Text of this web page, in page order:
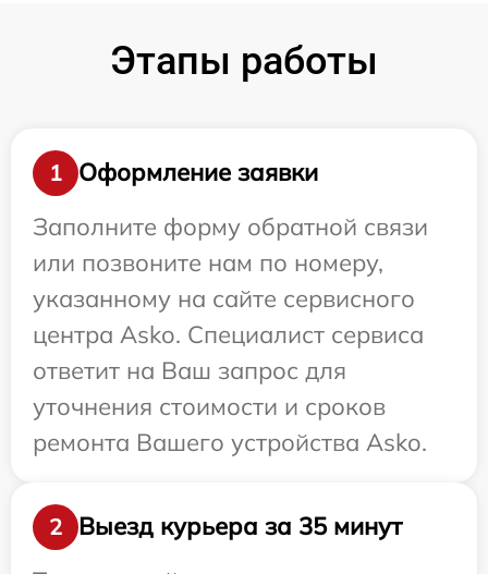
Этапы работы
1
Оформление заявки
Заполните форму обратной связи
или позвоните нам по номеру,
указанному на сайте сервисного
центра Asko. Специалист сервиса
ответит на Ваш запрос для
уточнения стоимости и сроков
ремонта Вашего устройства Asko.
2
Выезд курьера за 35 минут